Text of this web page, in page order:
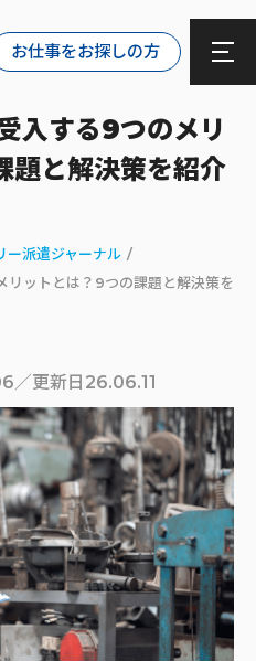
お仕事をお探しの方
入する9つのメリ
題と解決策を紹介
ー派遣ジャーナル
リットとは？9つの課題と解決策を
／更新日26.06.11